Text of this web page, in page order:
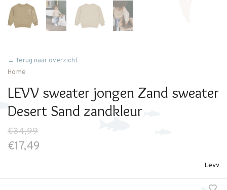
← Terug naar overzicht
Home
LEVV sweater jongen Zand sweater
Desert Sand zandkleur
€34,99
€17,49
Levv